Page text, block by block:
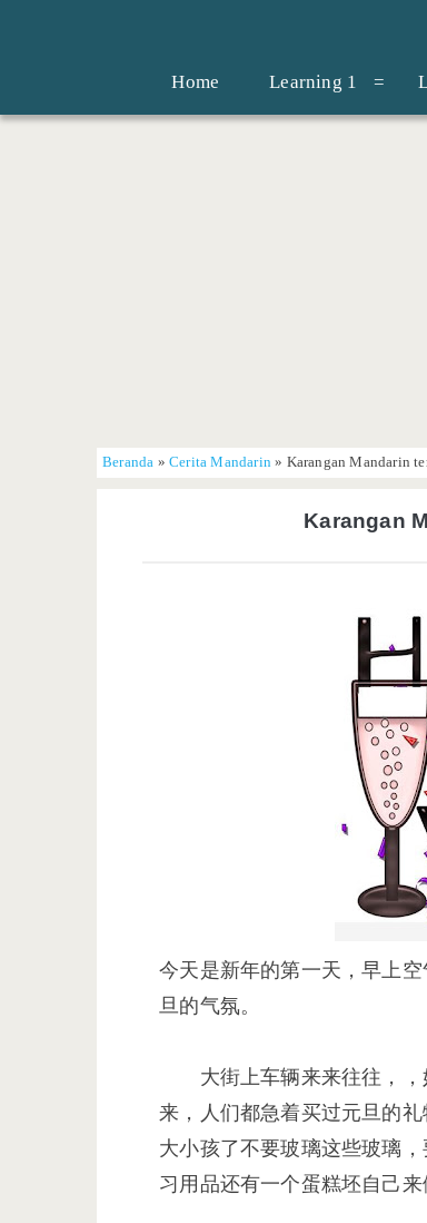
Home Learning 1
Beranda »Cerita Mandarin » Karangan Mandarin
Karangan
今天是新年的第一天，早上
旦的气氛。
大街上车辆来来往往，，
来，人们都急着买过元旦的
大小孩了不要玻璃这些玻璃
习用品还有一个蛋糕坯自己来